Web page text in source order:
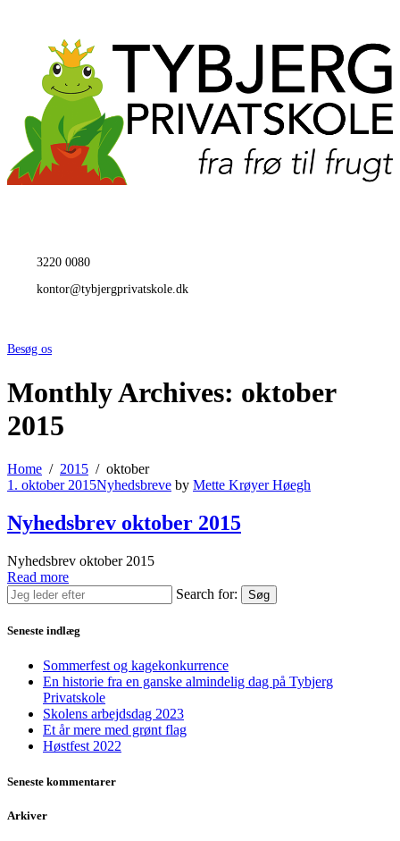
3220 0080
kontor@tybjergprivatskole.dk
Besøg os
Monthly Archives: oktober
2015
Home 2015
oktober
1. oktober 2015Nyhedsbreve by Mette Krøyer Høegh
Nyhedsbrev oktober 2015
Nyhedsbrev oktober 2015
Read more
Search for:
Søg
Seneste indlæg
Sommerfest og kagekonkurrence
En historie fra en ganske almindelig dag på Tybjerg
Privatskole
Skolens arbejdsdag 2023
Et år mere med grønt flag
Høstfest 2022
Seneste kommentarer
Arkiver